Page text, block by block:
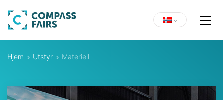
Hjem Utstyr Materiell